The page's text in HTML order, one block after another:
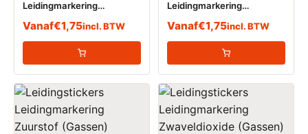
Leidingmarkering
Vanaf€1,75incl. BTW
Leidingmarkering
Vanaf€1,75incl. BTW